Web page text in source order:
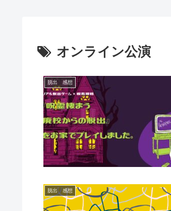
オンライン公演
脱出 感想
脱出 感想